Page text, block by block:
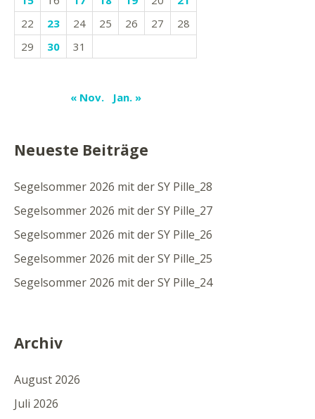
22
23 24 25 26 27
28
29
30 31
« Nov. Jan. »
Neueste Beiträge
Segelsommer 2026 mit der SY Pille_28
Segelsommer 2026 mit der SY Pille_27
Segelsommer 2026 mit der SY Pille_26
Segelsommer 2026 mit der SY Pille_25
Segelsommer 2026 mit der SY Pille_24
Archiv
August 2026
Juli 2026